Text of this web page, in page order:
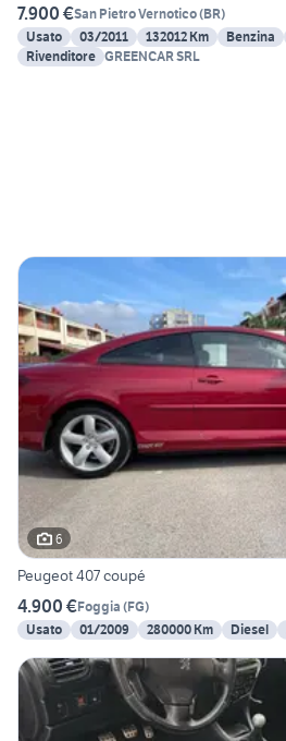
7.900 €San Pietro Vernotico(BR)
Usato
03/2011 132012 Km Benzina
Rivenditore GREENCAR SRL
6
Peugeot 407 coupé
4.900 €Foggia (FG)
Usato
01/2009 280000 Km Diesel